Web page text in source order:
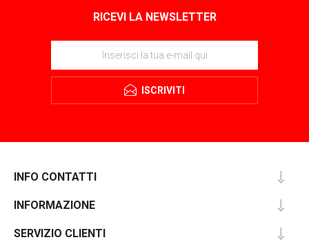
RICEVI LA NEWSLETTER
ISCRIVITI
INFO CONTATTI
INFORMAZIONE
SERVIZIO CLIENTI